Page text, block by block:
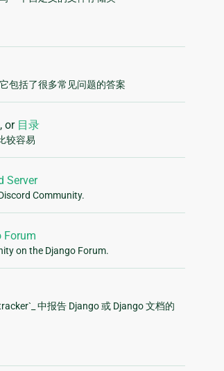
包括了很多常见问题的答案
, or 目录
较容易
Server
Community.
Forum
on the Django Forum.
中报告 Django 或 Django 文档的